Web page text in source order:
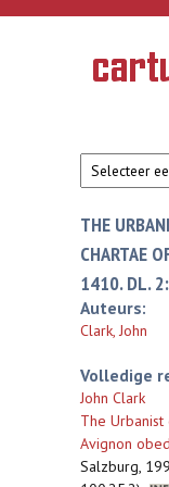
Overslaan en naar de
Geschiedenis
van de
THE
CHARTAE
1410. DL.
Auteurs:
Clark, John
Volledige
John Clark
The
Avignon
Salzburg,